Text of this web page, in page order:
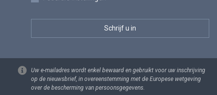
Uw e-mailadres wordt enkel bewaard en gebruikt voor uw inschrijving
op de nieuwsbrief, in overeenstemming met de Europese wetgeving
over de bescherming van persoonsgegevens.